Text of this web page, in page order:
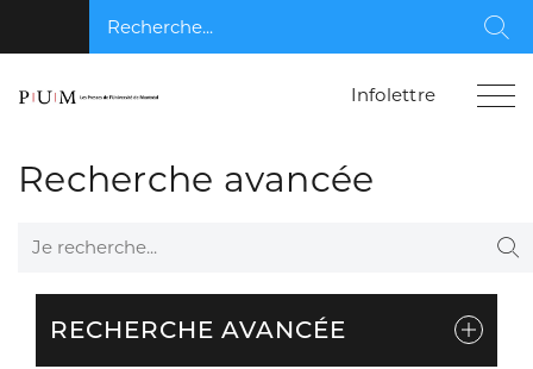
Recherche...
Infolettre
Recherche avancée
Je recherche...
RECHERCHE AVANCÉE